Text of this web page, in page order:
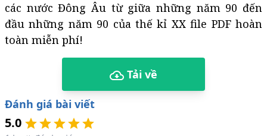
các nước Đông Âu từ giữa những năm 90 đến
đầu những năm 90 của thế kỉ XX file PDF hoàn
toàn miễn phí!
Tải về
Đánh giá bài viết
5.0